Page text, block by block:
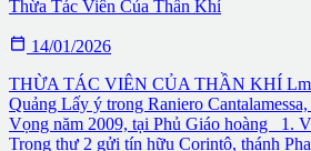
Thừa Tác Viên Của Thần Khí
 14/01/2026
THỪA TÁC VIÊN CỦA THẦN KHÍ
Quảng Lấy ý trong Raniero
Vọng năm 2009, tại Phủ Giáo hoàng 1.
Trong thư 2 gửi tín hữu Corintô, thánh